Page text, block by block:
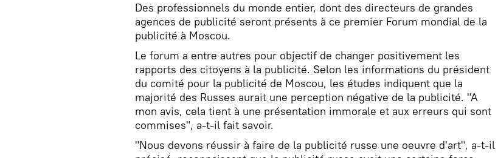
Des professionnels du monde entier, dont des directeurs de grandes
agences de publicité seront présents à ce premier Forum mondial de la
publicité à Moscou.
Le forum a entre autres pour objectif de changer positivement les
rapports des citoyens à la publicité. Selon les informations du président
du comité pour la publicité de Moscou, les études indiquent que la
majorité des Russes aurait une perception négative de la publicité. "A
mon avis, cela tient à une présentation immorale et aux erreurs qui sont
commises", a-t-il fait savoir.
"Nous devons réussir à faire de la publicité russe une oeuvre d'art", a-t-il